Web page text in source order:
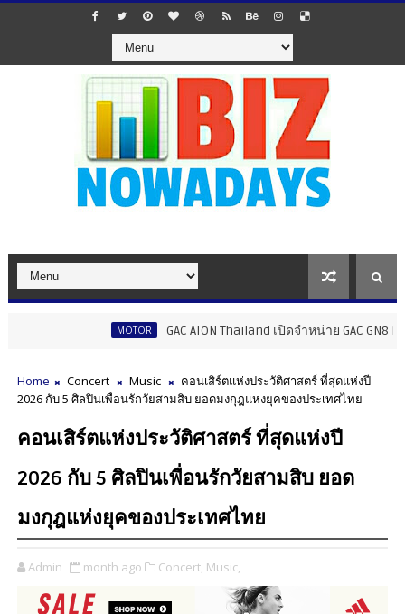
GAC AION Thailand เปิดจำหน่าย GAC GN8 PHEV ราค
Home Concert Music
คอนเสิร์ตแห่งประวัติศาสตร์ ที่สุดแห่งปี
2026 กับ 5 ศิลปินเพื่อนรักวัยสามสิบ ยอดมงกุฎแห่งยุคของประเทศไทย
คอนเสิร์ตแห่งประวัติศาสตร์ ที่สุดแห่งปี
2026 กับ 5 ศิลปินเพื่อนรักวัยสามสิบ ยอด
มงกุฎแห่งยุคของประเทศไทย
Admin month ago Concert, Music,